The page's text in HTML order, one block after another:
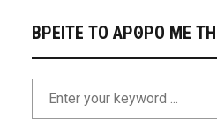
ΒΡΕΙΤΕ ΤΟ ΑΡΘΡΟ ΜΕ ΤΗ